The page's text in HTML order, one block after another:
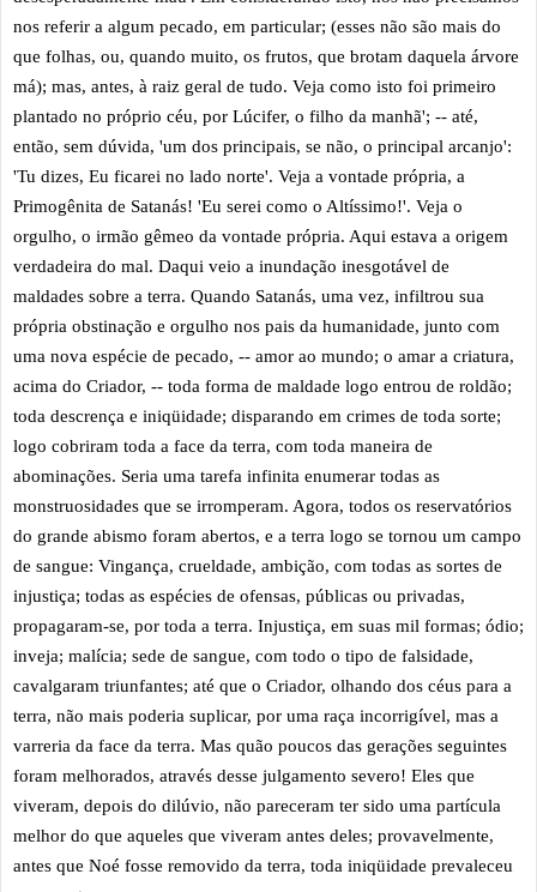
nos referir a algum pecado, em particular; (esses não são mais do
que folhas, ou, quando muito, os frutos, que brotam daquela árvore
má); mas, antes, à raiz geral de tudo. Veja como isto foi primeiro
plantado no próprio céu, por Lúcifer, o filho da manhã'; -- até,
então, sem dúvida, 'um dos principais, se não, o principal arcanjo':
'Tu dizes, Eu ficarei no lado norte'. Veja a vontade própria, a
Primogênita de Satanás! 'Eu serei como o Altíssimo!'. Veja o
orgulho, o irmão gêmeo da vontade própria. Aqui estava a origem
verdadeira do mal. Daqui veio a inundação inesgotável de
maldades sobre a terra. Quando Satanás, uma vez, infiltrou sua
própria obstinação e orgulho nos pais da humanidade, junto com
uma nova espécie de pecado, -- amor ao mundo; o amar a criatura,
acima do Criador, -- toda forma de maldade logo entrou de roldão;
toda descrença e iniqüidade; disparando em crimes de toda sorte;
logo cobriram toda a face da terra, com toda maneira de
abominações. Seria uma tarefa infinita enumerar todas as
monstruosidades que se irromperam. Agora, todos os reservatórios
do grande abismo foram abertos, e a terra logo se tornou um campo
de sangue: Vingança, crueldade, ambição, com todas as sortes de
injustiça; todas as espécies de ofensas, públicas ou privadas,
propagaram-se, por toda a terra. Injustiça, em suas mil formas; ódio;
inveja; malícia; sede de sangue, com todo o tipo de falsidade,
cavalgaram triunfantes; até que o Criador, olhando dos céus para a
terra, não mais poderia suplicar, por uma raça incorrigível, mas a
varreria da face da terra. Mas quão poucos das gerações seguintes
foram melhorados, através desse julgamento severo! Eles que
viveram, depois do dilúvio, não pareceram ter sido uma partícula
melhor do que aqueles que viveram antes deles; provavelmente,
antes que Noé fosse removido da terra, toda iniqüidade prevaleceu